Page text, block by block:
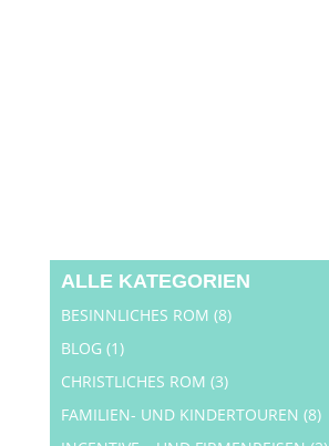
ALLE KATEGORIEN
BESINNLICHES ROM (8)
BLOG (1)
CHRISTLICHES ROM (3)
FAMILIEN- UND KINDERTOUREN (8)